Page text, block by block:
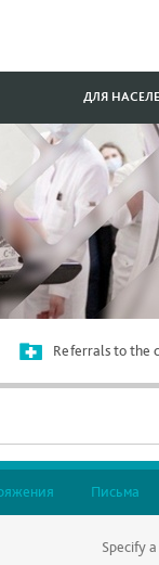
ДЛЯ
Referrals to the
Письма
Specify